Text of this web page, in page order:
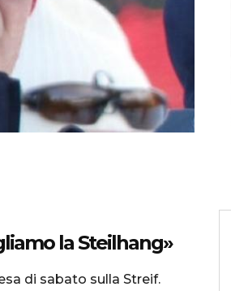
la Steilhang»
di sabato sulla Streif.